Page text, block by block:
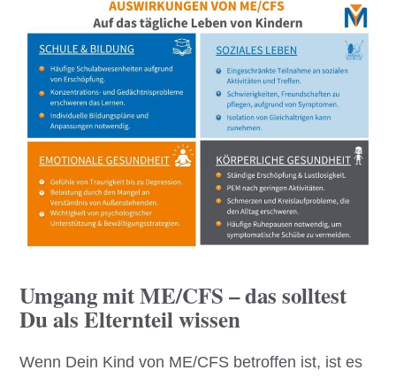
Umgang mit ME/CFS – das solltest
Du als Elternteil wissen
Wenn Dein Kind von ME/CFS betroffen ist, ist es